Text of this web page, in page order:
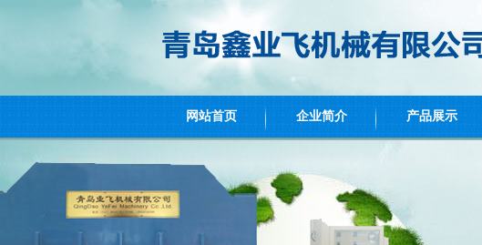
网站首页 企业简介 产品展示